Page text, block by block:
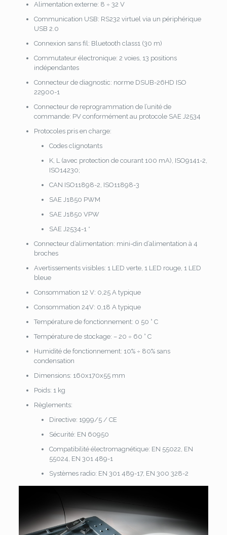
Alimentation externe: 8 ÷ 32 V
Communication USB: RS232 virtuel via un périphérique
USB 2.0
Connexion sans fil: Bluetooth class1 (30 m)
Commutateur électronique: 2 voies, 13 positions
indépendantes
Connecteur de diagnostic: norme DSUB-26HD ISO
22900-1
Connecteur de reprogrammation de l’unité de
commande: PV conformément au protocole SAE J2534
Protocoles pris en charge:
Codes clignotants
K, L (avec protection de courant 100 mA), ISO9141-2,
ISO14230;
CAN ISO11898-2, ISO11898-3
SAE J1850 PWM
SAE J1850 VPW
SAE J2534-1 *
Connecteur d’alimentation: mini-din d’alimentation à 4
broches
Avertissements visibles: 1 LED verte, 1 LED rouge, 1 LED
bleue
Consommation 12 V: 0,25 A typique
Consommation 24V: 0,18 A typique
Température de fonctionnement: 0 50 ° C
Température de stockage: – 20 ÷ 60 ° C
Humidité de fonctionnement: 10% ÷ 80% sans
condensation
Dimensions: 160x170x55 mm
Poids: 1 kg
Règlements:
Directive: 1999/5 / CE
Sécurité: EN 60950
Compatibilité électromagnétique: EN 55022, EN
55024, EN 301 489-1
Systèmes radio: EN 301 489-17, EN 300 328-2